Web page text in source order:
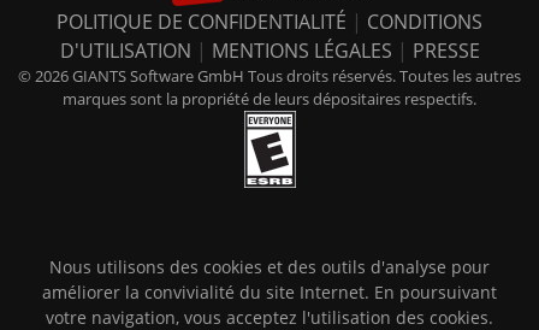
POLITIQUE DE CONFIDENTIALITÉ | CONDITIONS
D'UTILISATION | MENTIONS LÉGALES | PRESSE
© 2026 GIANTS Software GmbH Tous droits réservés. Toutes les autres
marques sont la propriété de leurs dépositaires respectifs.
Nous utilisons des cookies et des outils d'analyse pour
améliorer la convivialité du site Internet. En poursuivant
votre navigation, vous acceptez l'utilisation des cookies.